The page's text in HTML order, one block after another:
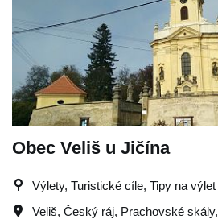
Obec Veliš u Jičína
Výlety, Turistické cíle, Tipy na výlet
Veliš, Český ráj, Prachovské skály,